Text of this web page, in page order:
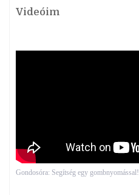
Videóim
Gondosóra: Segítség egy gombnyomással!